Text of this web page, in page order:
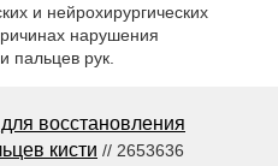
и нейрохирургических
нарушения
пальцев рук.
восстановления
кисти // 2653636